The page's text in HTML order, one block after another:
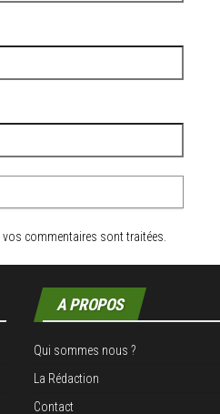
commentaires sont traitées
A PROPOS
Qui sommes nous ?
La Rédaction
Contact